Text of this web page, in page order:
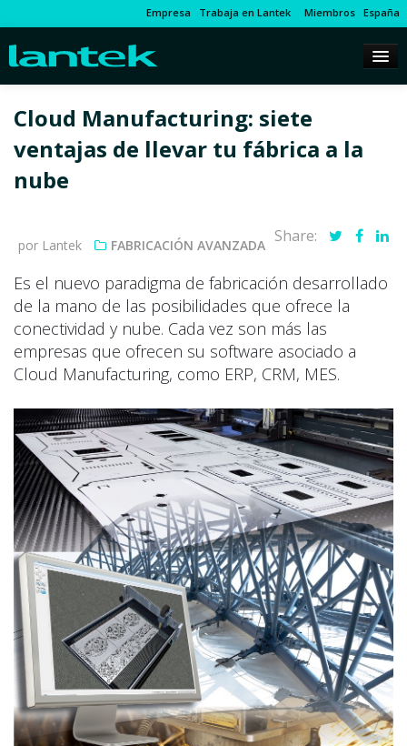
Empresa Trabaja en Lantek Miembros España
Cloud Manufacturing: siete
ventajas de llevar tu fábrica a la
nube
por Lantek FABRICACIÓN AVANZADA Share:
Es el nuevo paradigma de fabricación desarrollado
de la mano de las posibilidades que ofrece la
conectividad y nube. Cada vez son más las
empresas que ofrecen su software asociado a
Cloud Manufacturing, como ERP, CRM, MES.